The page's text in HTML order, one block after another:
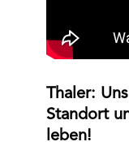
Thaler:
Standort
leben!